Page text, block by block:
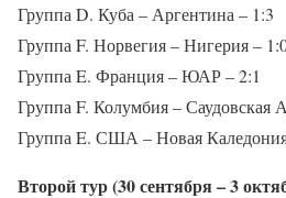
Группа D. Куба – Аргентина – 1:3
Группа F. Норвегия – Нигерия –
Группа E. Франция – ЮАР – 2:1
Группа F. Колумбия – Саудовская
Группа E. США – Новая
Второй тур (30 сентября – 3